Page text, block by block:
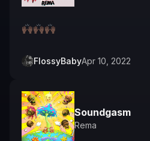
🙌🏿🙌🏿🙌🏿
FlossyBabyApr 10, 2022
Soundgasm
Rema